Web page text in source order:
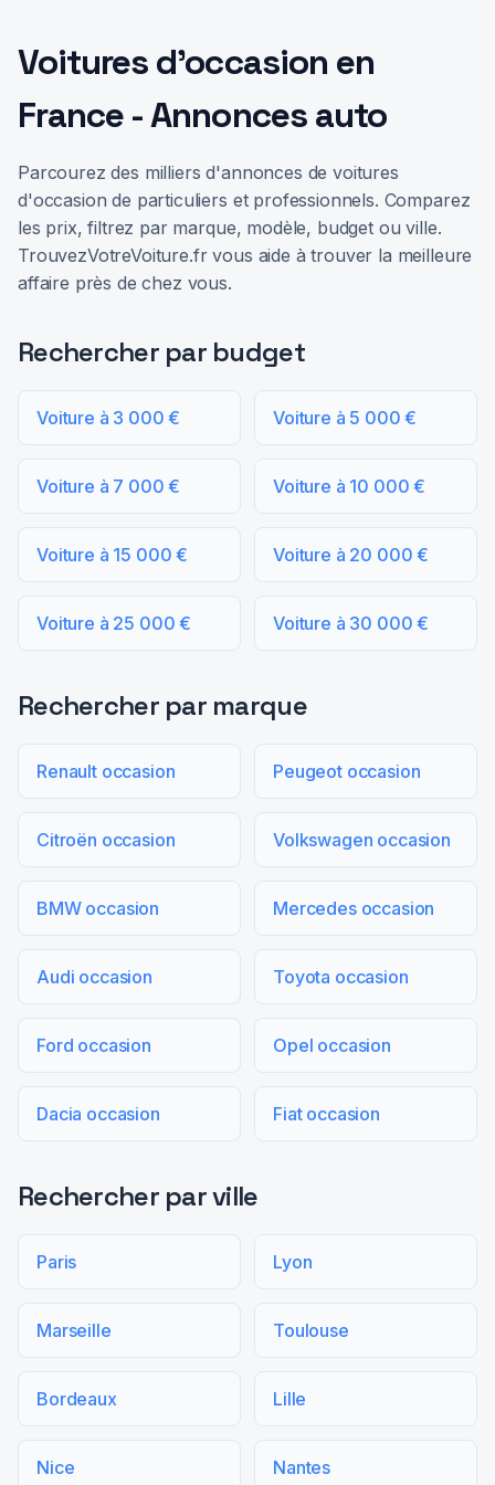
Voitures d'occasion en
France - Annonces auto
Parcourez des milliers d'annonces de voitures
d'occasion de particuliers et professionnels. Comparez
les prix, filtrez par marque, modèle, budget ou ville.
TrouvezVotreVoiture.fr vous aide à trouver la meilleure
affaire près de chez vous.
Rechercher par budget
Voiture à 3 000 € Voiture à 5 000 €
Voiture à 7 000 € Voiture à 10 000 €
Voiture à 15 000 € Voiture à 20 000 €
Voiture à 25 000 € Voiture à 30 000 €
Rechercher par marque
Renault occasion Peugeot occasion
Citroën occasion Volkswagen occasion
BMW occasion Mercedes occasion
Audi occasion Toyota occasion
Ford occasion Opel occasion
Dacia occasion Fiat occasion
Rechercher par ville
Paris Lyon
Marseille Toulouse
Bordeaux Lille
Nice Nantes